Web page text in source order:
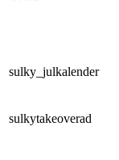
sulky_julkalender
sulkytakeoverad